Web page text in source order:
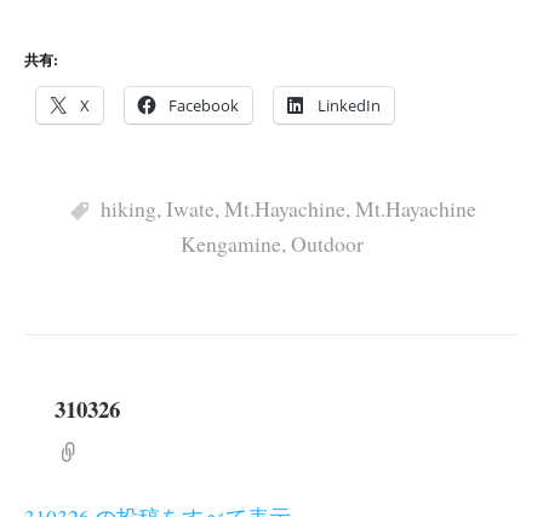
共有:
X Facebook LinkedIn
hiking, Iwate, Mt.Hayachine, Mt.Hayachine
Kengamine, Outdoor
310326